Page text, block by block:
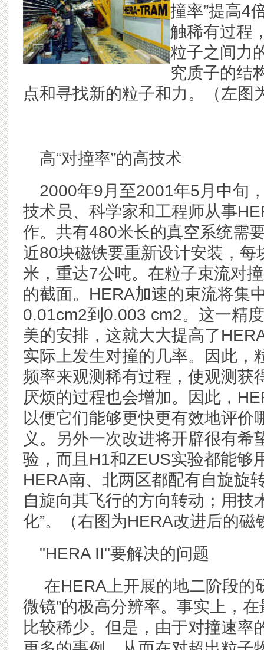
撞率”提高4
触稀有过程
粒子之间力
究质子的结
点和寻找新的粒子和力。
（左
高“对撞率”的高技术
2000年9月至2001年5月中旬
技术员、科学家和工程师从事
作。共有480米长的真空系统需
近80块磁铁要重新设计安装，每
米，重达7公吨。在粒子束流对
的截面。HERA加速的束流将集
0.01cm2到0.003 cm2。这一精
美的安排，这就大大提高了
实际上发生对撞的几率。因此，
频率来观测稀有过程，使观测获
厌烦的过程也会增加。因此，
以便它们能够更快更有效地评价
义。另外一次改进将开辟很有
验，而且H1和ZEUS实验都能够
HERA南、北两区都配有自旋旋
自旋向其飞行的方向转动；用技
化”。
（右图为HERA改进后的磁
"HERA II"要解决的问题
在HERA上开展的地二阶段的
微镜”的极高分辨率。事实上，
比较稀少。但是，由于对撞速率